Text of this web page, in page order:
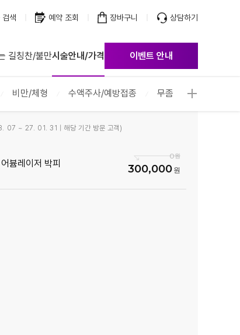
검색 예약 조회 장바구니 상담하기
길칭찬/불만시술안내/가격 이벤트 안내
비만/체형 수액주사/예방접종 무좀
07 ~ 27. 01. 31 | 해당 기간 방문 고객)
븀레이저 박피
0
300,000